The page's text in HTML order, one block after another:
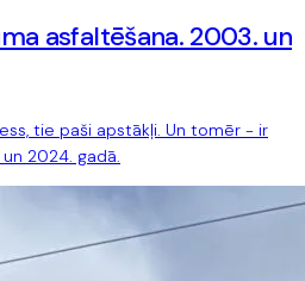
asfaltēšana. 2003. un
tie paši apstākļi. Un tomēr - ir
2024. gadā.